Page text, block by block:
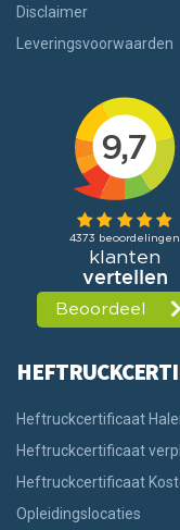
Disclaimer
Leveringsvoorwaarden
Heftruckcertificaat
Heftruckcertificaat
Heftruckcertificaat
Opleidingslocaties